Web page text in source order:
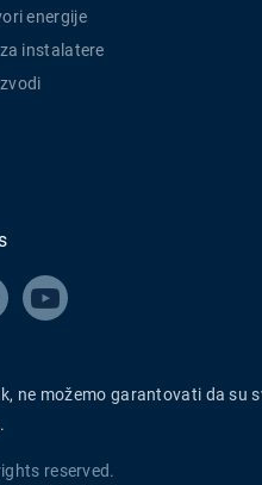
energije
instalatere

možemo garantovati da su
reserved.